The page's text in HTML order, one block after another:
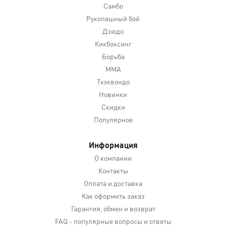
Самбо
Рукопашный бой
Дзюдо
Кикбоксинг
Борьба
MMA
Тхэквондо
Новинки
Скидки
Популярное
Информация
О компании
Контакты
Оплата и доставка
Как оформить заказ
Гарантия, обмен и возврат
FAQ - популярные вопросы и ответы